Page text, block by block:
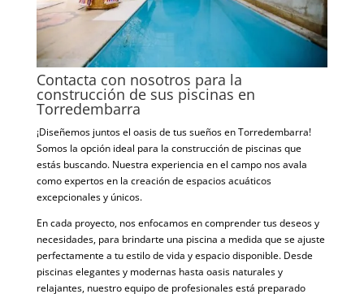
Contacta con nosotros para la
construcción de sus piscinas en
Torredembarra
¡Diseñemos juntos el oasis de tus sueños en Torredembarra!
Somos la opción ideal para la construcción de piscinas que
estás buscando. Nuestra experiencia en el campo nos avala
como expertos en la creación de espacios acuáticos
excepcionales y únicos.
En cada proyecto, nos enfocamos en comprender tus deseos y
necesidades, para brindarte una piscina a medida que se ajuste
perfectamente a tu estilo de vida y espacio disponible. Desde
piscinas elegantes y modernas hasta oasis naturales y
relajantes, nuestro equipo de profesionales está preparado